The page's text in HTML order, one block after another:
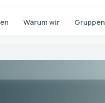
Warum wir Gruppen